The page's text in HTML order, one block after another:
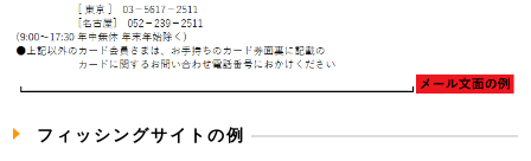
フィッシングサイトの例